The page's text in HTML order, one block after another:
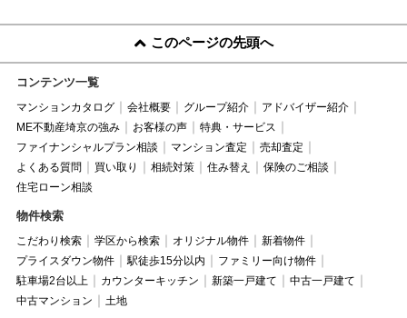
このページの先頭へ
コンテンツ一覧
マンションカタログ 会社概要 グループ紹介
アドバイザー紹介
ME不動産埼京の強み
お客様の声
特典・サービス
ファイナンシャルプラン相談
マンション査定
売却査定
よくある質問
買い取り 相続対策 住み替え
保険のご相談
住宅ローン相談
物件検索
こだわり検索 学区から検索 オリジナル物件
新着物件
プライスダウン物件
駅徒歩15分以内
ファミリー向け物件
駐車場2台以上
カウンターキッチン 新築一戸建て
中古一戸建て
中古マンション
土地